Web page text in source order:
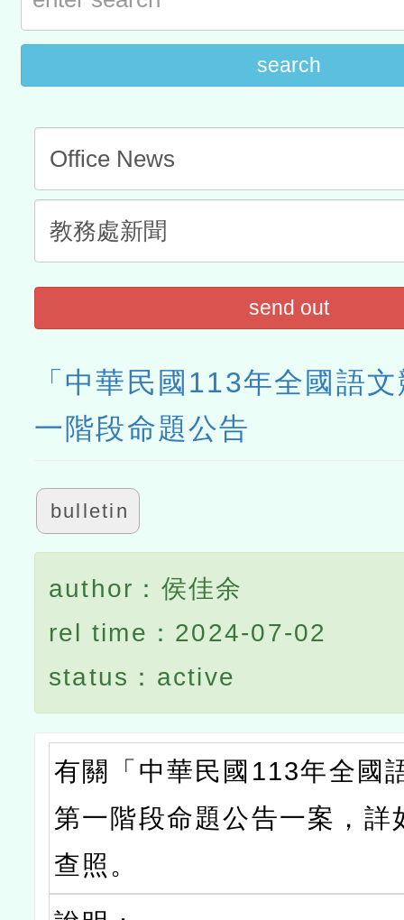
章
COVID-19疫苗接種計畫
擴大為「滿6個月以上尚
search
send out
「中華民國113年全國語
一階段命題公告
bulletin
author：侯佳余
rel time：2024-07-02
status：active
有關「中華民國113年全國
第一階段命題公告一案，詳
查照。